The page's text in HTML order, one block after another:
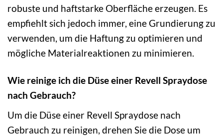
robuste und haftstarke Oberfläche erzeugen. Es
empfiehlt sich jedoch immer, eine Grundierung zu
verwenden, um die Haftung zu optimieren und
mögliche Materialreaktionen zu minimieren.
Wie reinige ich die Düse einer Revell Spraydose
nach Gebrauch?
Um die Düse einer Revell Spraydose nach
Gebrauch zu reinigen, drehen Sie die Dose um